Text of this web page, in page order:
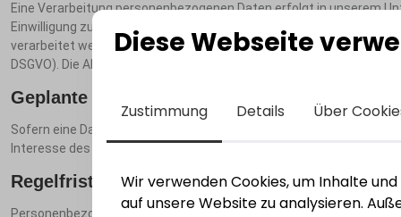
Eine Verarbeitung personenbezogenen Daten erfolgt in unserem
Einwilligung zu der Verarbeitung der personenbezogenen Daten
verarbeitet werden müssen (Art. 6 Abs. 1 lit. b DSGVO), oder
DSGVO). Die Abwägung von Interessen des Betroffenen und der
Geplante Datenübermittlung an Drittstaaten:
Sofern eine Datenübermittlung an Drittstaaten erforderlich
Interesse des Betroffenen dem nicht widerspricht. Die Abwägung
Regelfristen für die Löschung der Daten:
Personenbezogene Daten werden unter Berücksichtigung der
Diese Webseite
Zustimmung Details Über
Wir verwenden Cookies, um Inhalte
auf unsere Website zu analysieren.